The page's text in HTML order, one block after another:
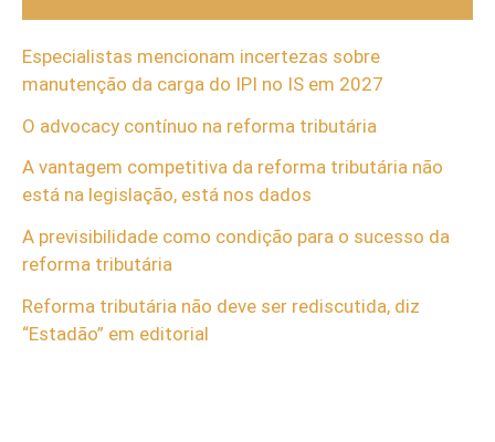
Especialistas mencionam incertezas sobre
manutenção da carga do IPI no IS em 2027
O advocacy contínuo na reforma tributária
A vantagem competitiva da reforma tributária não
está na legislação, está nos dados
A previsibilidade como condição para o sucesso da
reforma tributária
Reforma tributária não deve ser rediscutida, diz
“Estadão” em editorial